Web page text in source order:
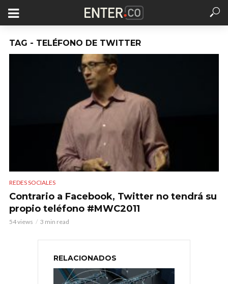
TAG - TELÉFONO DE TWITTER
REDES SOCIALES
Contrario a Facebook, Twitter no tendrá su
propio teléfono #MWC2011
54 views 3 min read
RELACIONADOS